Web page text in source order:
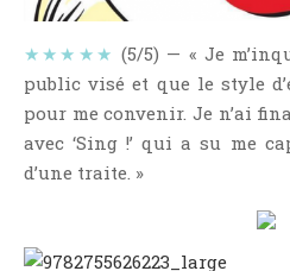
NOS VIDÉOS
RENDEZ-VOUS LIVRESQUES
SWAPS & CHALLENGES
LES TAGS
QUI SOMMES-NOUS ?
CONTACT
★★★★★ (5/5) — « Je
public visé et que le style
pour me convenir. Je n’ai
avec ‘Sing !’ qui a su me
d’une traite. »